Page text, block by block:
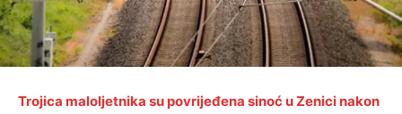
Trojica maloljetnika su povrijeđena sinoć u Zenici nakon